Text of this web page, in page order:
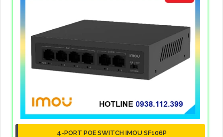
4-PORT POE SWITCH IMOU SF106P